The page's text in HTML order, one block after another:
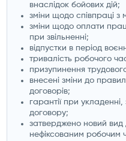
внаслідок бойових дій;
зміни щодо співпраці з
зміни щодо оплати
при звільненні;
відпустки в період
тривалість робочого
призупинення
внесені зміни до
договорів;
гарантії при
договору;
затверджено новий вид
нефіксованим робочим